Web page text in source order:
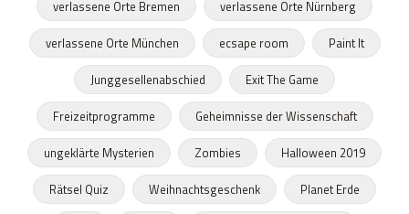
verlassene Orte Bremen
verlassene Orte Nürnberg
verlassene Orte München
ecsape room
Paint It
Junggesellenabschied
Exit The Game
Freizeitprogramme
Geheimnisse der Wissenschaft
ungeklärte Mysterien
Zombies
Halloween 2019
Rätsel Quiz
Weihnachtsgeschenk
Planet Erde